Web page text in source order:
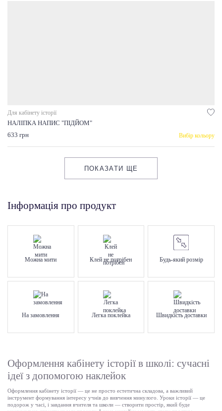
Для кабінету історії
НАЛІПКА НАПИС "ПІДЙОМ"
633 грн
Вибір кольору
ПОКАЗАТИ ЩЕ
Інформація про продукт
Можна мити Клей не потрібен Будь-який розмір
На замовлення Легка поклейка Швидкість доставки
Оформлення кабінету історії в школі: сучасні
ідеї з допомогою наклейок
Оформлення кабінету історії — це не просто естетична складова, а важливий
інструмент формування інтересу учнів до вивчення минулого. Уроки історії — це
подорож у часі, і завдання вчителя та школи — створити простір, який буде